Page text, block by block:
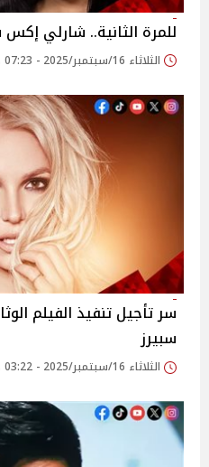
للمرة الثانية.. شارلي
الثلاثاء 16/سبتمبر/2025 - 07:23 ص
سر تأجيل تنفيذ الفيلم
سبيرز
الثلاثاء 16/سبتمبر/2025 - 03:22 ص